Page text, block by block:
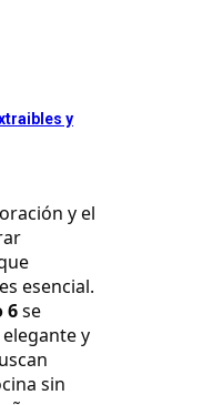
y
y el
esencial.
6 se
y
sin